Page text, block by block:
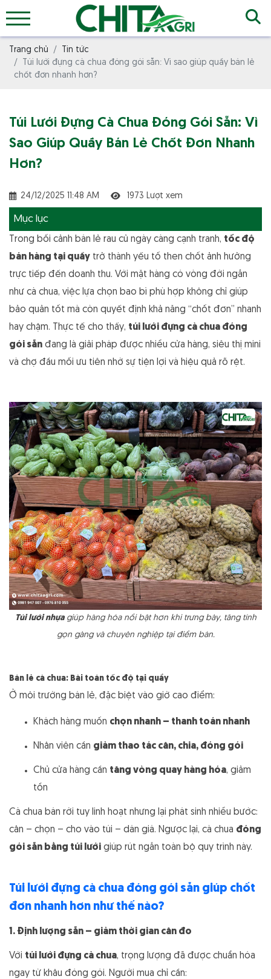
Trang chủ
Tin tức
Túi lưới đựng cà chua đóng gói sẵn: Vì sao giúp quầy bán lẻ
chốt đơn nhanh hơn?
Túi Lưới Đựng Cà Chua Đóng Gói Sẵn: Vì
Sao Giúp Quầy Bán Lẻ Chốt Đơn Nhanh
Hơn?
24/12/2025 11:48 AM 1973 Lượt xem
Mục lục
Trong bối cảnh bán lẻ rau củ ngày càng cạnh tranh, tốc độ
bán hàng tại quầy trở thành yếu tố then chốt ảnh hưởng
trực tiếp đến doanh thu. Với mặt hàng có vòng đời ngắn
như cà chua, việc lựa chọn bao bì phù hợp không chỉ giúp
bảo quản tốt mà còn quyết định khả năng “chốt đơn” nhanh
hay chậm. Thực tế cho thấy, túi lưới đựng cà chua đóng
gói sẵn đang là giải pháp được nhiều cửa hàng, siêu thị mini
và chợ đầu mối ưu tiên nhờ sự tiện lợi và hiệu quả rõ rệt.
Túi lưới nhựagiúp hàng hóa nổi bật hơn khi trưng bày, tăng tính
gọn gàng và chuyên nghiệp tại điểm bán.
Bán lẻ cà chua: Bài toán tốc độ tại quầy
Ở môi trường bán lẻ, đặc biệt vào giờ cao điểm:
Khách hàng muốn chọn nhanh – thanh toán nhanh
Nhân viên cần giảm thao tác cân, chia, đóng gói
Chủ cửa hàng cần tăng vòng quay hàng hóa, giảm
tồn
Cà chua bán rời tuy linh hoạt nhưng lại phát sinh nhiều bước:
cân – chọn – cho vào túi – dán giá. Ngược lại, cà chua đóng
gói sẵn bằng túi lưới giúp rút ngắn toàn bộ quy trình này.
Túi lưới đựng cà chua đóng gói sẵn giúp chốt
đơn nhanh hơn như thế nào?
1. Định lượng sẵn – giảm thời gian cân đo
Với túi lưới đựng cà chua, trọng lượng đã được chuẩn hóa
ngay từ khâu đóng gói. Người mua chỉ cần: